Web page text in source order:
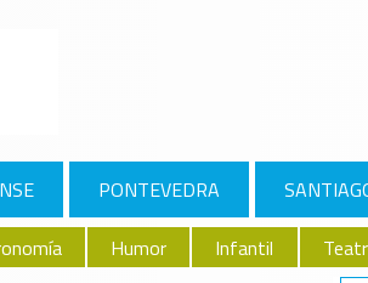
PONTEVEDRA
Humor Infantil